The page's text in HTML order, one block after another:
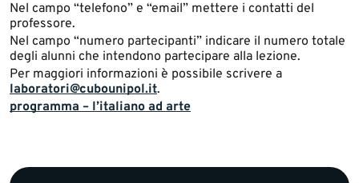
Nel campo “telefono” e “email” mettere i contatti del
professore.
Nel campo “numero partecipanti” indicare il numero totale
degli alunni che intendono partecipare alla lezione.
Per maggiori informazioni è possibile scrivere a
laboratori@cubounipol.it.
​programma – l’italiano ad arte